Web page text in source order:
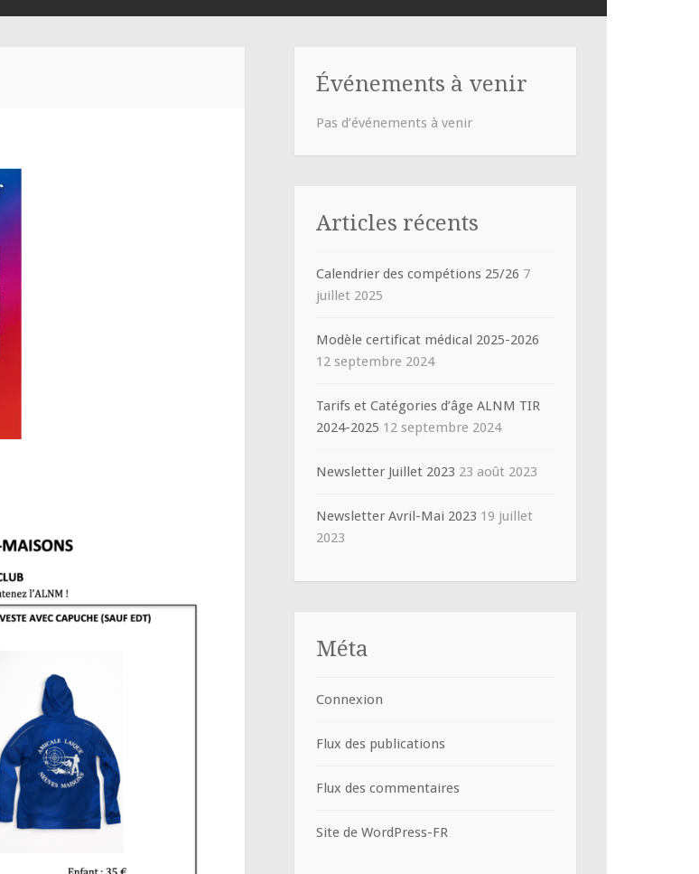
Événements à venir
Pas d’événements à venir
Articles récents
Calendrier des compétions 25/26 7
juillet 2025
Modèle certificat médical 2025-2026
12 septembre 2024
Tarifs et Catégories d’âge ALNM TIR
2024-2025 12 septembre 2024
Newsletter Juillet 2023 23 août 2023
Newsletter Avril-Mai 2023 19 juillet
2023
Méta
Connexion
Flux des publications
Flux des commentaires
Site de WordPress-FR